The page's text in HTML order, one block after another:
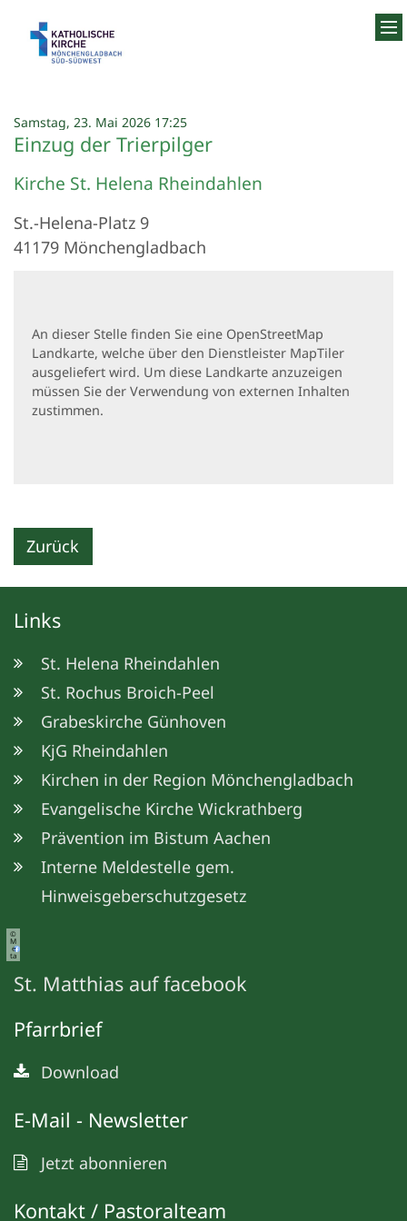
Samstag, 23. Mai 2026 17:25:
Einzug der Trierpilger
Kirche St. Helena Rheindahlen
St.-Helena-Platz 9
41179 Mönchengladbach
An dieser Stelle finden Sie eine OpenStreetMap
Landkarte, welche über den Dienstleister MapTiler
ausgeliefert wird. Um diese Landkarte anzuzeigen
müssen Sie der Verwendung von externen Inhalten
zustimmen.
Zurück
Links
St. Helena Rheindahlen
St. Rochus Broich-Peel
Grabeskirche Günhoven
KjG Rheindahlen
Kirchen in der Region Mönchengladbach
Evangelische Kirche Wickrathberg
Prävention im Bistum Aachen
Interne Meldestelle gem.
Hinweisgeberschutzgesetz
©
M
e
ta
St. Matthias auf facebook
Pfarrbrief
Download
E-Mail - Newsletter
Jetzt abonnieren
Kontakt / Pastoralteam